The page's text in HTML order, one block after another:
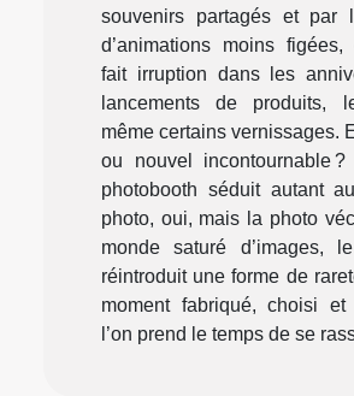
souvenirs partagés et par
d’animations moins
fait irruption dans les
lancements de produits,
même certains vernissages.
ou nouvel incontournable
photobooth séduit autant
photo, oui, mais la photo
monde saturé d’images,
réintroduit une forme de
moment fabriqué, choisi et
l’on prend le temps de se